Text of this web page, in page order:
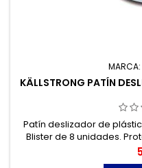
MARCA:
KÄLLSTRONG PATÍN
Patín deslizador de
Blister de 8 unidades.